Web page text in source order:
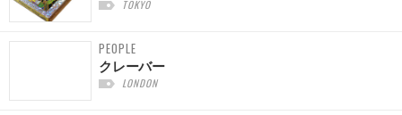
TOKYO
PEOPLE
クレーバー
LONDON